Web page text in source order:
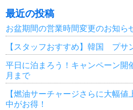
最近の投稿
お盆期間の営業時間変更のお知ら
【スタッフおすすめ】韓国 プサ
平日に泊まろう！キャンペーン
月まで
【燃油サーチャージさらに大幅
中がお得！